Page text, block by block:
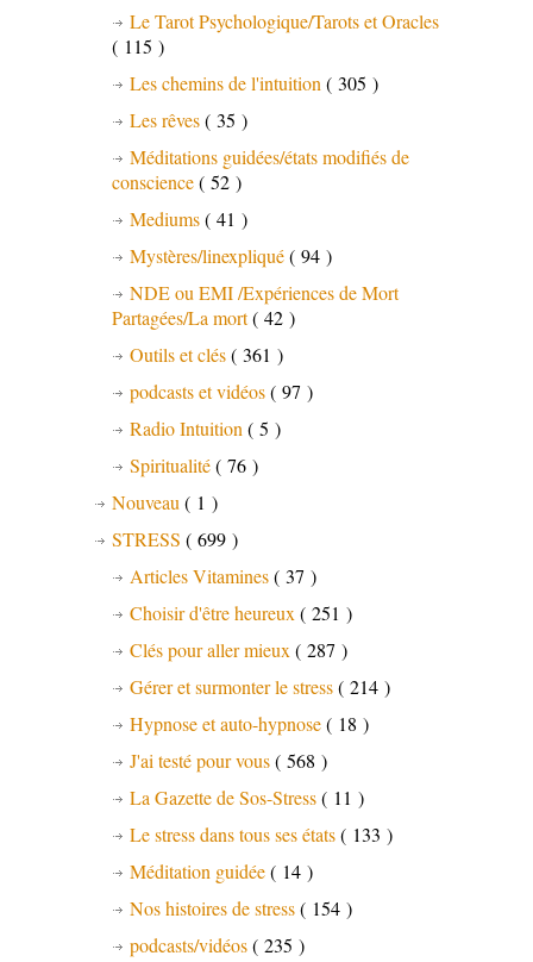
Le Tarot Psychologique/Tarots et Oracles
( 115 )
Les chemins de l'intuition ( 305 )
Les rêves( 35 )
Méditations guidées/états modifiés de
conscience( 52 )
Mediums( 41 )
Mystères/linexpliqué( 94 )
NDE ou EMI /Expériences de Mort
Partagées/La mort( 42 )
Outils et clés( 361 )
podcasts et vidéos( 97 )
Radio Intuition ( 5 )
Spiritualité( 76 )
Nouveau ( 1 )
STRESS ( 699 )
Articles Vitamines( 37 )
Choisir d'être heureux ( 251 )
Clés pour aller mieux ( 287 )
Gérer et surmonter le stress( 214 )
Hypnose et auto-hypnose( 18 )
J'ai testé pour vous( 568 )
La Gazette de Sos-Stress( 11 )
Le stress dans tous ses états( 133 )
Méditation guidée( 14 )
Nos histoires de stress( 154 )
podcasts/vidéos( 235 )